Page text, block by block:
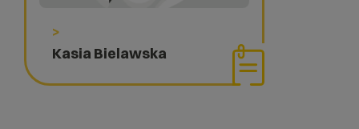
>
Kasia Bielawska